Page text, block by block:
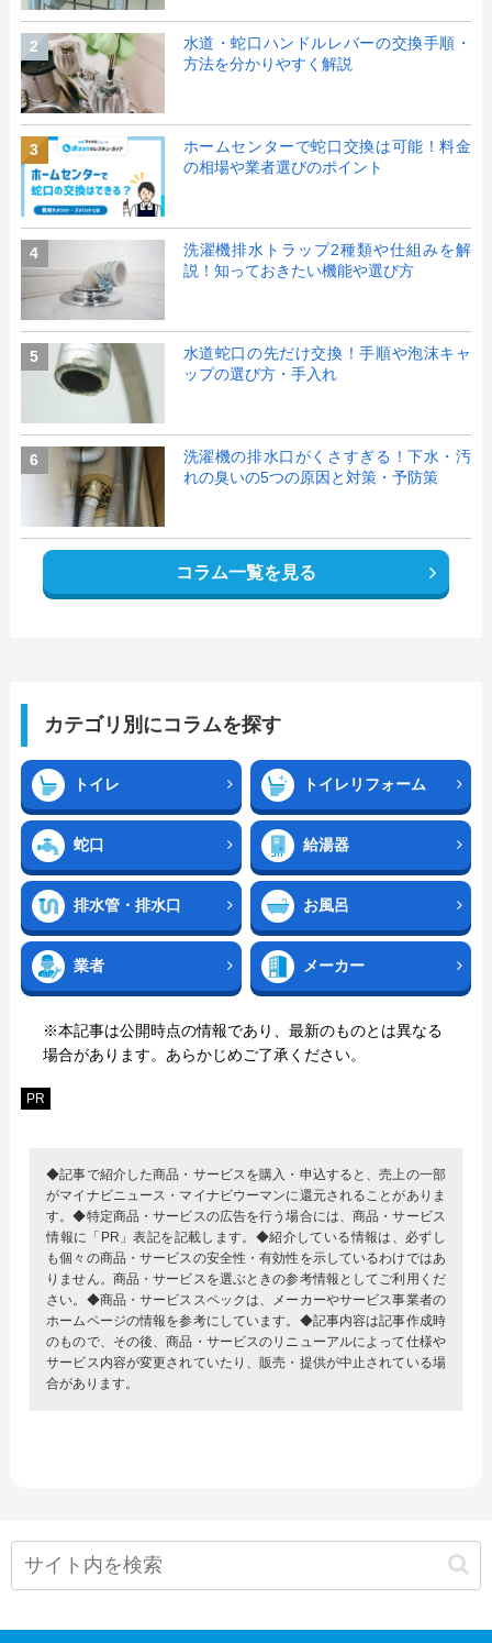
2
水道・蛇口ハンドルレバーの交換手順・
方法を分かりやすく解説
3
ホームセンターで蛇口交換は可能！料金
の相場や業者選びのポイント
4
洗濯機排水トラップ2種類や仕組みを解
説！知っておきたい機能や選び方
5
水道蛇口の先だけ交換！手順や泡沫キャ
ップの選び方・手入れ
6
洗濯機の排水口がくさすぎる！下水・汚
れの臭いの5つの原因と対策・予防策
コラム一覧を見る
カテゴリ別にコラムを探す
トイレ トイレリフォーム
蛇口 給湯器
排水管・排水口 お風呂
業者 メーカー
※本記事は公開時点の情報であり、最新のものとは異なる
場合があります。あらかじめご了承ください。
PR
◆記事で紹介した商品・サービスを購入・申込すると、売上の一部
がマイナビニュース・マイナビウーマンに還元されることがありま
す。◆特定商品・サービスの広告を行う場合には、商品・サービス
情報に「PR」表記を記載します。◆紹介している情報は、必ずし
も個々の商品・サービスの安全性・有効性を示しているわけではあ
りません。商品・サービスを選ぶときの参考情報としてご利用くだ
さい。◆商品・サービススペックは、メーカーやサービス事業者の
ホームページの情報を参考にしています。◆記事内容は記事作成時
のもので、その後、商品・サービスのリニューアルによって仕様や
サービス内容が変更されていたり、販売・提供が中止されている場
合があります。